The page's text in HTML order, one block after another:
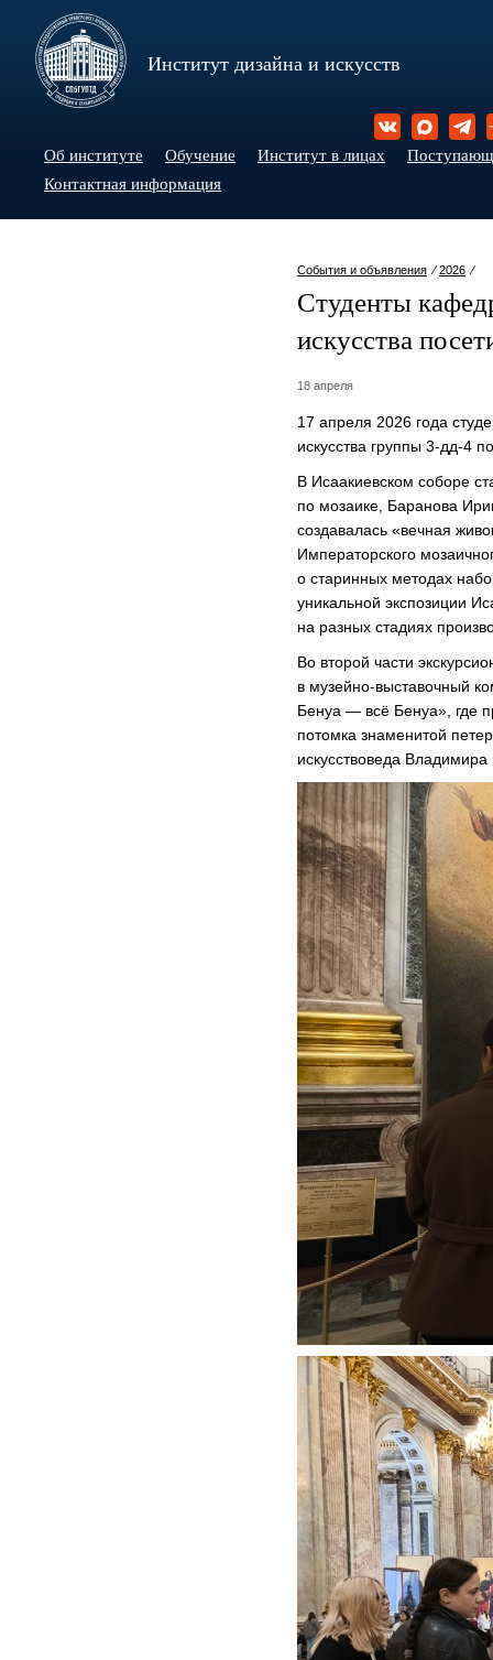
Институт дизайна и искусств
Об институте Обучение Институт в лицах
Контактная информация
События и объявления ⁄2026 ⁄
Студенты
искусства
18 апреля
17 апреля 2026 года
искусства группы 3-дд-4
В Исаакиевском соборе
по мозаике, Баранова
создавалась «вечная
Императорского
о старинных методах
уникальной экспозиции
на разных стадиях
Во второй части
в музейно-выставочный
Бенуа — всё Бенуа», где
потомка знаменитой
искусствоведа